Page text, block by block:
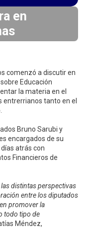
en
comenzó a discutir en
Educación
la materia en el
tanto en el
Bruno Sarubi y
encargados de su
atrás con
Financieros de
distintas perspectivas
entre los diputados
promover la
todo tipo de
Méndez,